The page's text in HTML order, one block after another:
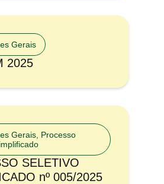
Gerais
2025
Gerais Processo
SELETIVO
nº 005/2025